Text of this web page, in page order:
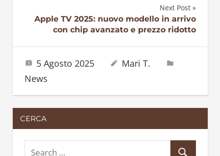
Next Post
Apple TV 2025: nuovo modello in arrivo
con chip avanzato e prezzo ridotto
5 Agosto 2025
Mari T.
News
CERCA